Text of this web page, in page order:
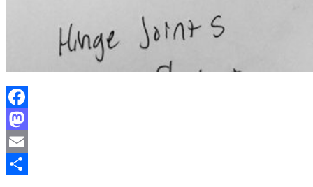
Facebook
Mastodon
Email